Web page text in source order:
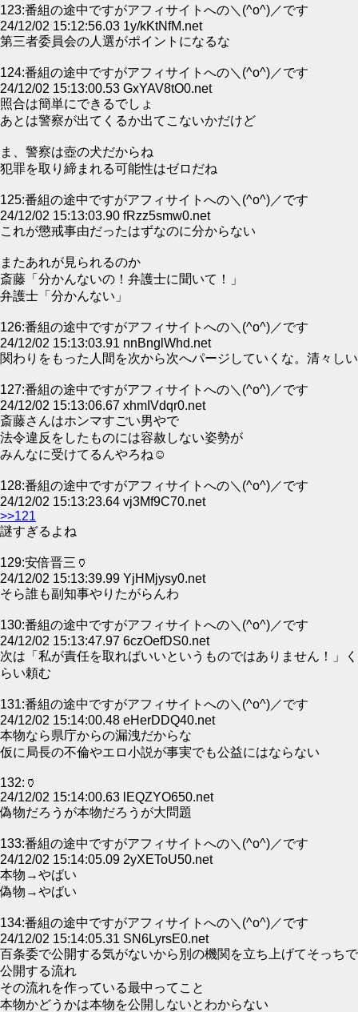
123:番組の途中ですがアフィサイトへの＼(^o^)／です
24/12/02 15:12:56.03 1y/kKtNfM.net
第三者委員会の人選がポイントになるな
124:番組の途中ですがアフィサイトへの＼(^o^)／です
24/12/02 15:13:00.53 GxYAV8tO0.net
照合は簡単にできるでしょ
あとは警察が出てくるか出てこないかだけど
ま、警察は壺の犬だからね
犯罪を取り締まれる可能性はゼロだね
125:番組の途中ですがアフィサイトへの＼(^o^)／です
24/12/02 15:13:03.90 fRzz5smw0.net
これが懲戒事由だったはずなのに分からない
またあれが見られるのか
斎藤「分かんないの！弁護士に聞いて！」
弁護士「分かんない」
126:番組の途中ですがアフィサイトへの＼(^o^)／です
24/12/02 15:13:03.91 nnBnglWhd.net
関わりをもった人間を次から次へパージしていくな。清々しい
127:番組の途中ですがアフィサイトへの＼(^o^)／です
24/12/02 15:13:06.67 xhmIVdqr0.net
斎藤さんはホンマすごい男やで
法令違反をしたものには容赦しない姿勢が
みんなに受けてるんやろね☺
128:番組の途中ですがアフィサイトへの＼(^o^)／です
24/12/02 15:13:23.64 vj3Mf9C70.net
>>121
謎すぎるよね
129:安倍晋三🏺
24/12/02 15:13:39.99 YjHMjysy0.net
そら誰も副知事やりたがらんわ
130:番組の途中ですがアフィサイトへの＼(^o^)／です
24/12/02 15:13:47.97 6czOefDS0.net
次は「私が責任を取ればいいというものではありません！」く
らい頼む
131:番組の途中ですがアフィサイトへの＼(^o^)／です
24/12/02 15:14:00.48 eHerDDQ40.net
本物なら県庁からの漏洩だからな
仮に局長の不倫やエロ小説が事実でも公益にはならない
132:🏺
24/12/02 15:14:00.63 lEQZYO650.net
偽物だろうが本物だろうが大問題
133:番組の途中ですがアフィサイトへの＼(^o^)／です
24/12/02 15:14:05.09 2yXEToU50.net
本物→やばい
偽物→やばい
134:番組の途中ですがアフィサイトへの＼(^o^)／です
24/12/02 15:14:05.31 SN6LyrsE0.net
百条委で公開する気がないから別の機関を立ち上げてそっちで
公開する流れ
その流れを作っている最中ってこと
本物かどうかは本物を公開しないとわからない